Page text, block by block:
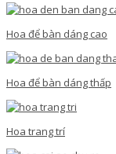
Hoa để bàn dáng cao
Hoa để bàn dáng thấp
Hoa trang trí